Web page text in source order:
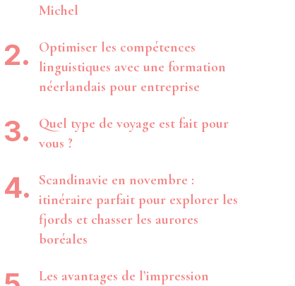
Michel
Optimiser les compétences
linguistiques avec une formation
néerlandais pour entreprise
Quel type de voyage est fait pour
vous ?
Scandinavie en novembre :
itinéraire parfait pour explorer les
fjords et chasser les aurores
boréales
Les avantages de l’impression